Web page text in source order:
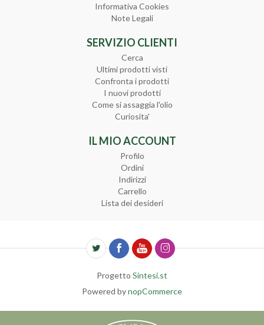
Informativa Cookies
Note Legali
SERVIZIO CLIENTI
Cerca
Ultimi prodotti visti
Confronta i prodotti
I nuovi prodotti
Come si assaggia l'olio
Curiosita'
IL MIO ACCOUNT
Profilo
Ordini
Indirizzi
Carrello
Lista dei desideri
Progetto Sintesi.st
Powered bynopCommerce